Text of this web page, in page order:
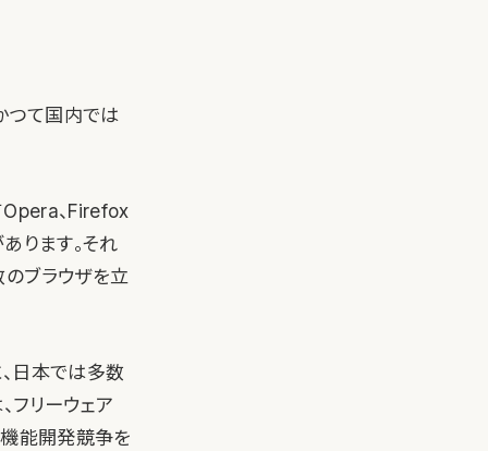
つて国内では
、Firefox
ります。それ
ブラウザを立
日本では多数
フリーウェア
機能開発競争を